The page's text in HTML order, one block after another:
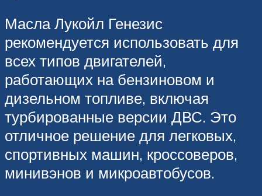
Масла Лукойл Генезис
рекомендуется использовать для
всех типов двигателей,
работающих на бензиновом и
дизельном топливе, включая
турбированные версии ДВС. Это
отличное решение для легковых,
спортивных машин, кроссоверов,
минивэнов и микроавтобусов.